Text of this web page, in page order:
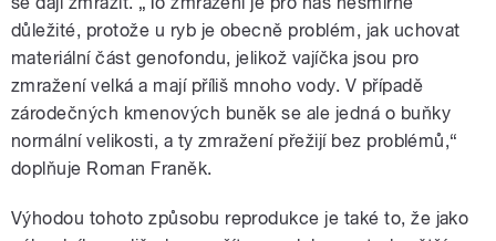
důležité, protože u ryb je obecně problém, jak uchovat
materiální část genofondu, jelikož vajíčka jsou pro
zmražení velká a mají příliš mnoho vody. V případě
zárodečných kmenových buněk se ale jedná o buňky
normální velikosti, a ty zmražení přežijí bez problémů,“
doplňuje Roman Franěk.
Výhodou tohoto způsobu reprodukce je také to, že jako